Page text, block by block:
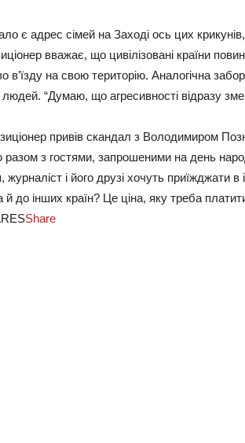
є адрес сімей на Заході ось цих
вважає, що цивілізовані країни
в’їзду на свою територію. Аналогічна
людей. “Думаю, що агресивності відразу
привів скандал з Володимиром
разом з гостями, запрошеними на день
і його друзі хочуть приїжджати в
а й до інших країн? Це ціна, яку треба
Share